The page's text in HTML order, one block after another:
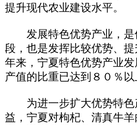
提升现代农业建设水平。
发展特色优势产业，是
段，也是发挥比较优势、
年来，宁夏特色优势产业
产值的比重已达到８０％
为进一步扩大优势特色
益，宁夏对枸杞、清真牛